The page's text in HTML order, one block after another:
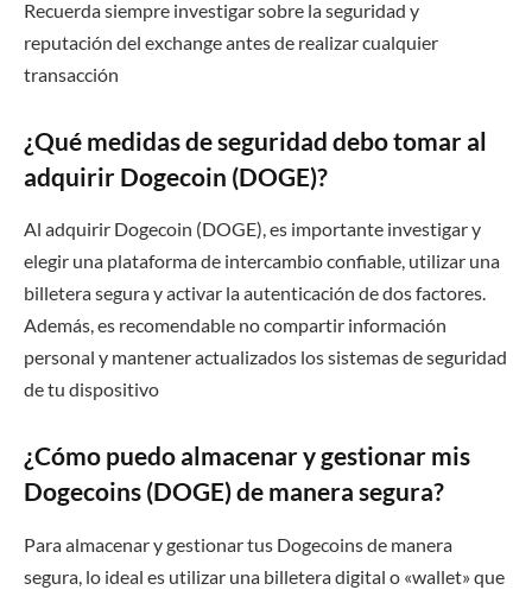
Recuerda siempre investigar sobre la seguridad y
reputación del exchange antes de realizar cualquier
transacción
¿Qué medidas de seguridad debo tomar al
adquirir Dogecoin (DOGE)?
Al adquirir Dogecoin (DOGE), es importante investigar y
elegir una plataforma de intercambio confiable, utilizar una
billetera segura y activar la autenticación de dos factores.
Además, es recomendable no compartir información
personal y mantener actualizados los sistemas de seguridad
de tu dispositivo
¿Cómo puedo almacenar y gestionar mis
Dogecoins (DOGE) de manera segura?
Para almacenar y gestionar tus Dogecoins de manera
segura, lo ideal es utilizar una billetera digital o «wallet» que